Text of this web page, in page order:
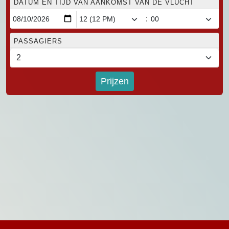
DATUM EN TIJD VAN AANKOMST VAN DE VLUCHT
:
PASSAGIERS
Prijzen